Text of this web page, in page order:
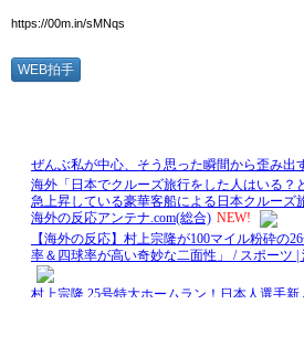
https://00m.in/sMNqs
WEB拍手